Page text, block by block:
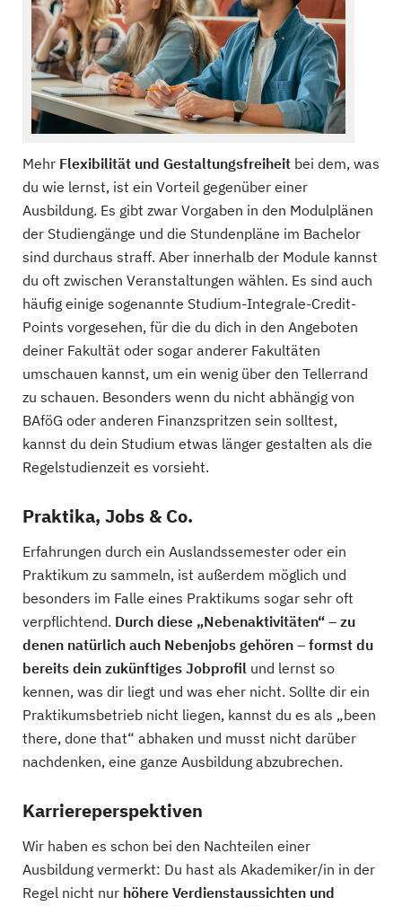
Mehr Flexibilität und Gestaltungsfreiheit bei dem, was
du wie lernst, ist ein Vorteil gegenüber einer
Ausbildung. Es gibt zwar Vorgaben in den Modulplänen
der Studiengänge und die Stundenpläne im Bachelor
sind durchaus straff. Aber innerhalb der Module kannst
du oft zwischen Veranstaltungen wählen. Es sind auch
häufig einige sogenannte Studium-Integrale-Credit-
Points vorgesehen, für die du dich in den Angeboten
deiner Fakultät oder sogar anderer Fakultäten
umschauen kannst, um ein wenig über den Tellerrand
zu schauen. Besonders wenn du nicht abhängig von
BAföG oder anderen Finanzspritzen sein solltest,
kannst du dein Studium etwas länger gestalten als die
Regelstudienzeit es vorsieht.
Praktika, Jobs & Co.
Erfahrungen durch ein Auslandssemester oder ein
Praktikum zu sammeln, ist außerdem möglich und
besonders im Falle eines Praktikums sogar sehr oft
verpflichtend. Durch diese „Nebenaktivitäten“ – zu
denen natürlich auch Nebenjobs gehören – formst du
bereits dein zukünftiges Jobprofil und lernst so
kennen, was dir liegt und was eher nicht. Sollte dir ein
Praktikumsbetrieb nicht liegen, kannst du es als „been
there, done that“ abhaken und musst nicht darüber
nachdenken, eine ganze Ausbildung abzubrechen.
Karriereperspektiven
Wir haben es schon bei den Nachteilen einer
Ausbildung vermerkt: Du hast als Akademiker/in in der
Regel nicht nur höhere Verdienstaussichten und